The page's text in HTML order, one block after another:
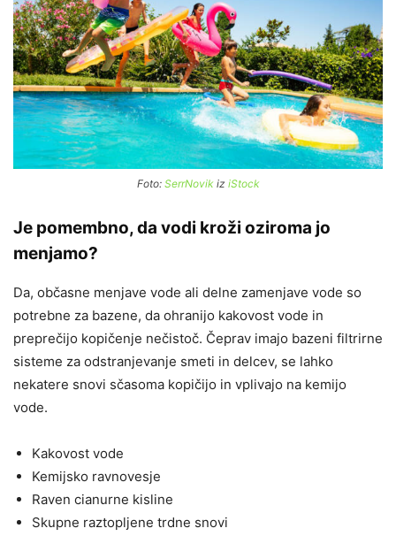
Foto: SerrNovikiz iStock
Je pomembno, da vodi kroži oziroma jo
menjamo?
Da, občasne menjave vode ali delne zamenjave vode so
potrebne za bazene, da ohranijo kakovost vode in
preprečijo kopičenje nečistoč. Čeprav imajo bazeni filtrirne
sisteme za odstranjevanje smeti in delcev, se lahko
nekatere snovi sčasoma kopičijo in vplivajo na kemijo
vode.
Kakovost vode
Kemijsko ravnovesje
Raven cianurne kisline
Skupne raztopljene trdne snovi